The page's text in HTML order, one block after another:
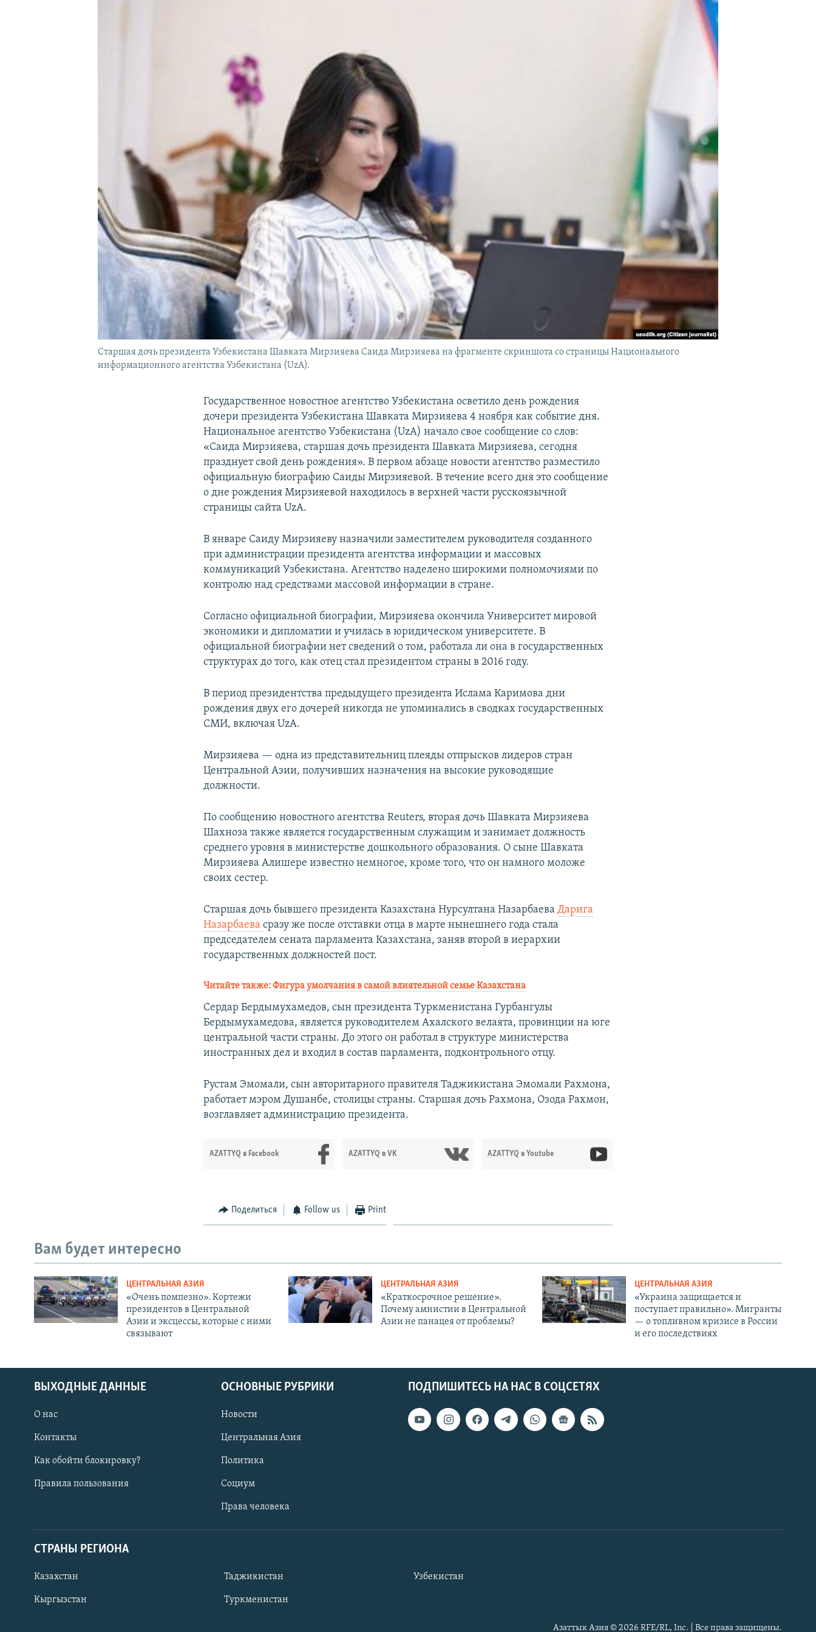
Старшая дочь президента Узбекистана Шавката Мирзияева Саида Мирзияева на фрагменте скриншота со страницы Национального
информационного агентства Узбекистана (UzA).
Государственное новостное агентство Узбекистана осветило день рождения
дочери президента Узбекистана Шавката Мирзияева 4 ноября как событие дня.
Национальное агентство Узбекистана (UzA) начало свое сообщение со слов:
«Саида Мирзияева, старшая дочь президента Шавката Мирзияева, сегодня
празднует свой день рождения». В первом абзаце новости агентство разместило
официальную биографию Саиды Мирзияевой. В течение всего дня это сообщение
о дне рождения Мирзияевой находилось в верхней части русскоязычной
страницы сайта UzA.
В январе Саиду Мирзияеву назначили заместителем руководителя созданного
при администрации президента агентства информации и массовых
коммуникаций Узбекистана. Агентство наделено широкими полномочиями по
контролю над средствами массовой информации в стране.
Согласно официальной биографии, Мирзияева окончила Университет мировой
экономики и дипломатии и училась в юридическом университете. В
официальной биографии нет сведений о том, работала ли она в государственных
структурах до того, как отец стал президентом страны в 2016 году.
В период президентства предыдущего президента Ислама Каримова дни
рождения двух его дочерей никогда не упоминались в сводках государственных
СМИ, включая UzA.
Мирзияева — одна из представительниц плеяды отпрысков лидеров стран
Центральной Азии, получивших назначения на высокие руководящие
должности.
По сообщению новостного агентства Reuters, вторая дочь Шавката Мирзияева
Шахноза также является государственным служащим и занимает должность
среднего уровня в министерстве дошкольного образования. О сыне Шавката
Мирзияева Алишере известно немногое, кроме того, что он намного моложе
своих сестер.
Старшая дочь бывшего президента Казахстана Нурсултана НазарбаеваДарига
Назарбаевасразу же после отставки отца в марте нынешнего года стала
председателем сената парламента Казахстана, заняв второй в иерархии
государственных должностей пост.
Читайте также:Фигура умолчания в самой влиятельной семье Казахстана
Сердар Бердымухамедов, сын президента Туркменистана Гурбангулы
Бердымухамедова, является руководителем Ахалского велаята, провинции на юге
центральной части страны. До этого он работал в структуре министерства
иностранных дел и входил в состав парламента, подконтрольного отцу.
Рустам Эмомали, сын авторитарного правителя Таджикистана Эмомали Рахмона,
работает мэром Душанбе, столицы страны. Старшая дочь Рахмона, Озода Рахмон,
возглавляет администрацию президента.
AZATTYQ в Facebook AZATTYQ в VK AZATTYQ в Youtube
Поделиться Follow us Print
Вам будет интересно
ЦЕНТРАЛЬНАЯ АЗИЯ
«Очень помпезно». Кортежи
президентов в Центральной
Азии и эксцессы, которые с ними
связывают
ЦЕНТРАЛЬНАЯ АЗИЯ
«Краткосрочное решение».
Почему амнистии в Центральной
Азии не панацея от проблемы?
ЦЕНТРАЛЬНАЯ АЗИЯ
«Украина защищается и
поступает правильно». Мигранты
— о топливном кризисе в России
и его последствиях
ПОДПИШИТЕСЬ НА НАС В СОЦСЕТЯХ
ВЫХОДНЫЕ ДАННЫЕ
О нас
Контакты
Как обойти блокировку?
Правила пользования
ОСНОВНЫЕ РУБРИКИ
Новости
Центральная Азия
Политика
Социум
Права человека
СТРАНЫ РЕГИОНА
Казахстан
Кыргызстан
Таджикистан
Туркменистан
Узбекистан
Азаттык Азия © 2026 RFE/RL, Inc. | Все права защищены.